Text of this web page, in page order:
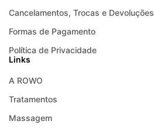
Cancelamentos, Trocas e Devoluções
Formas de Pagamento
Política de Privacidade
Links
A ROWO
Tratamentos
Massagem